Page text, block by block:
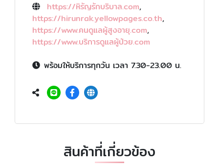
https://หิรัญรักบริบาล.com,
https://hirunrak.yellowpages.co.th,
https://www.คนดูแลผู้สูงอายุ.com,
https://www.บริการดูแลผู้ป่วย.com
พร้อมให้บริการทุกวัน เวลา 7.30-23.00 น.
สินค้าที่เกี่ยวข้อง